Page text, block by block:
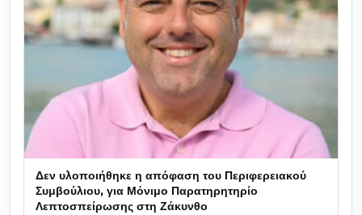
Δεν υλοποιήθηκε η απόφαση του Περιφερειακού
Συμβούλιου, για Μόνιμο Παρατηρητηρίο
Λεπτοσπείρωσης στη Ζάκυνθο